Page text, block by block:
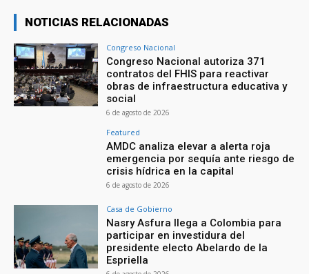
NOTICIAS RELACIONADAS
Congreso Nacional
Congreso Nacional autoriza 371
contratos del FHIS para reactivar
obras de infraestructura educativa y
social
6 de agosto de 2026
Featured
AMDC analiza elevar a alerta roja
emergencia por sequía ante riesgo de
crisis hídrica en la capital
6 de agosto de 2026
Casa de Gobierno
Nasry Asfura llega a Colombia para
participar en investidura del
presidente electo Abelardo de la
Espriella